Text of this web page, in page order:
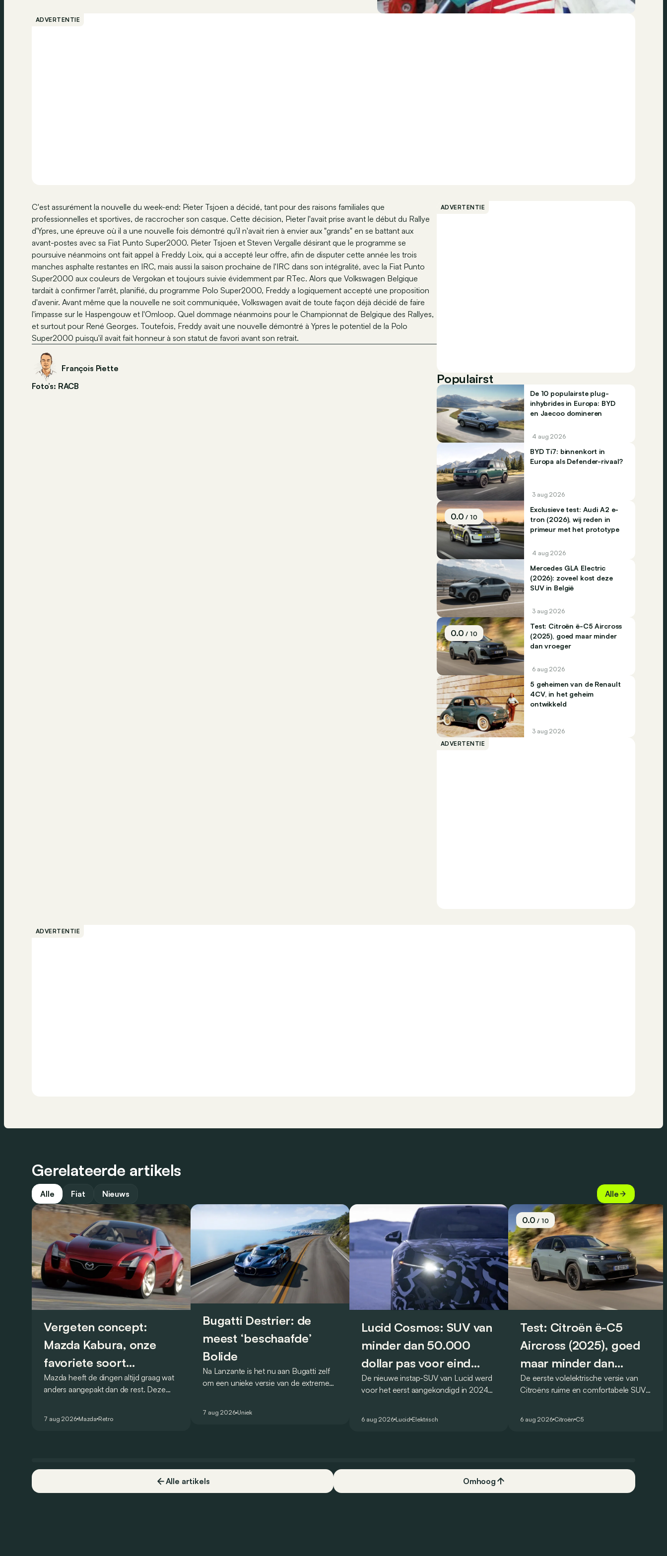
ADVERTENTIE
C'est assurément la nouvelle du week-end: Pieter Tsjoen a décidé, tant pour des raisons familiales que
professionnelles et sportives, de raccrocher son casque. Cette décision, Pieter l'avait prise avant le début du Rallye
d'Ypres, une épreuve où il a une nouvelle fois démontré qu'il n'avait rien à envier aux "grands" en se battant aux
avant-postes avec sa Fiat Punto Super2000. Pieter Tsjoen et Steven Vergalle désirant que le programme se
poursuive néanmoins ont fait appel à Freddy Loix, qui a accepté leur offre, afin de disputer cette année les trois
manches asphalte restantes en IRC, mais aussi la saison prochaine de l'IRC dans son intégralité, avec la Fiat Punto
Super2000 aux couleurs de Vergokan et toujours suivie évidemment par RTec. Alors que Volkswagen Belgique
tardait à confirmer l'arrêt, planifié, du programme Polo Super2000, Freddy a logiquement accepté une proposition
d'avenir. Avant même que la nouvelle ne soit communiquée, Volkswagen avait de toute façon déjà décidé de faire
l'impasse sur le Haspengouw et l'Omloop. Quel dommage néanmoins pour le Championnat de Belgique des Rallyes,
et surtout pour René Georges. Toutefois, Freddy avait une nouvelle démontré à Ypres le potentiel de la Polo
Super2000 puisqu'il avait fait honneur à son statut de favori avant son retrait.
François Piette
Foto’s: RACB
ADVERTENTIE
Populairst
De 10 populairste plug-
inhybrides in Europa: BYD
en Jaecoo domineren
4 aug 2026
BYD Ti7: binnenkort in
Europa als Defender-rivaal?
3 aug 2026
0.0/ 10
Exclusieve test: Audi A2 e-
tron (2026), wij reden in
primeur met het prototype
4 aug 2026
Mercedes GLA Electric
(2026): zoveel kost deze
SUV in België
3 aug 2026
0.0/ 10
Test: Citroën ë-C5 Aircross
(2025), goed maar minder
dan vroeger
6 aug 2026
5 geheimen van de Renault
4CV, in het geheim
ontwikkeld
3 aug 2026
ADVERTENTIE
ADVERTENTIE
Gerelateerde artikels
Alle Fiat Nieuws Alle
Vergeten concept:
Mazda Kabura, onze
favoriete soort
achterwielaandrijver
Mazda heeft de dingen altijd graag wat
anders aangepakt dan de rest. Deze
wijze.
7 aug 2026 Mazda Retro
Bugatti Destrier: de
meest ‘beschaafde’
Bolide
Na Lanzante is het nu aan Bugatti zelf
om een unieke versie van de extreme
openbare weg.
7 aug 2026 Uniek
Lucid Cosmos: SUV van
minder dan 50.000
dollar pas voor eind
2027
De nieuwe instap-SUV van Lucid werd
voor het eerst aangekondigd in 2024
constructeur vervoegen.
6 aug 2026 Lucid Elektrisch
0.0/ 10
Test: Citroën ë-C5
Aircross (2025), goed
maar minder dan
vroeger
De eerste volelektrische versie van
Citroëns ruime en comfortabele SUV
dat ook gelukt?
6 aug 2026 Citroën C5
Alle artikels Omhoog